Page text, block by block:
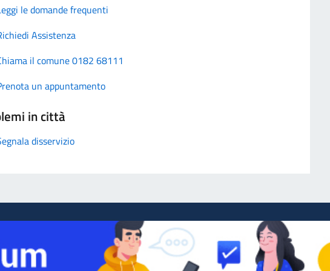
le domande frequenti
Assistenza
il comune 0182 68111
un appuntamento
in città
disservizio